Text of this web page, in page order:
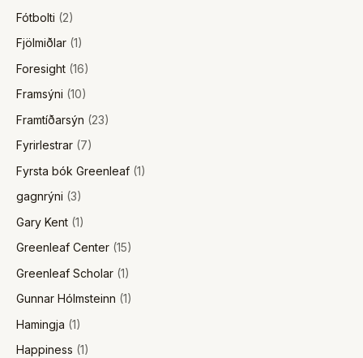
Fótbolti (2)
Fjölmiðlar (1)
Foresight (16)
Framsýni (10)
Framtíðarsýn (23)
Fyrirlestrar (7)
Fyrsta bók Greenleaf (1)
gagnrýni (3)
Gary Kent (1)
Greenleaf Center (15)
Greenleaf Scholar (1)
Gunnar Hólmsteinn (1)
Hamingja (1)
Happiness (1)